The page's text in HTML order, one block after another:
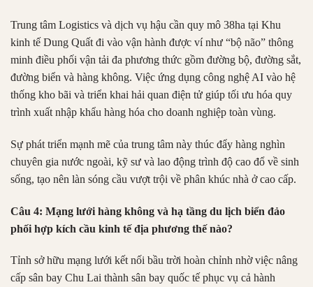
Trung tâm Logistics và dịch vụ hậu cần quy mô 38ha tại Khu
kinh tế Dung Quất đi vào vận hành được ví như “bộ não” thông
minh điều phối vận tải đa phương thức gồm đường bộ, đường sắt,
đường biển và hàng không. Việc ứng dụng công nghệ AI vào hệ
thống kho bãi và triển khai hải quan điện tử giúp tối ưu hóa quy
trình xuất nhập khẩu hàng hóa cho doanh nghiệp toàn vùng.
Sự phát triển mạnh mẽ của trung tâm này thúc đẩy hàng nghìn
chuyên gia nước ngoài, kỹ sư và lao động trình độ cao đổ về sinh
sống, tạo nên làn sóng cầu vượt trội về phân khúc nhà ở cao cấp.
Câu 4: Mạng lưới hàng không và hạ tầng du lịch biển đảo
phối hợp kích cầu kinh tế địa phương thế nào?
Tỉnh sở hữu mạng lưới kết nối bầu trời hoàn chỉnh nhờ việc nâng
cấp sân bay Chu Lai thành sân bay quốc tế phục vụ cả hành